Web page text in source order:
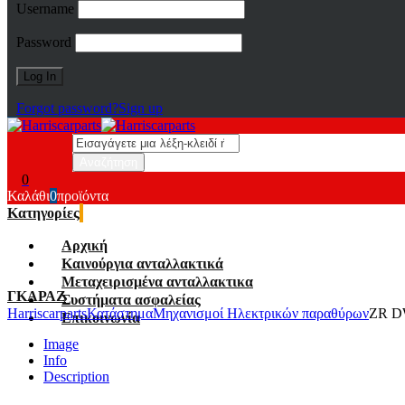
Username
Password
Forgot password?Sign up
0
Καλάθι0προϊόντα
Κατηγορίες
Αρχική
Καινούργια ανταλλακτικά
Μεταχειρισμένα ανταλλακτικα
Συστήματα ασφαλείας
Επικοινωνία
ΓΚΑΡΑΖ
HarriscarpartsΚατάστημαΜηχανισμοί Ηλεκτρικών παραθύρωνZR
Image
Info
Description